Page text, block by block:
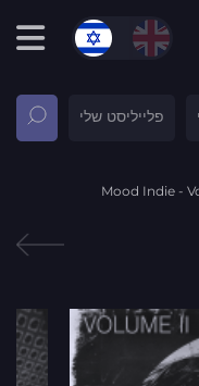
פלייליסט שלי
Mood Indie -